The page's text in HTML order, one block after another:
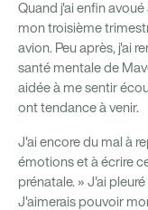
Quand j'ai enfin
mon troisième
avion. Peu après, j'ai
santé mentale de
aidée à me sentir
ont tendance à venir.
J'ai encore du mal à
émotions et à écrire
prénatale. » J'ai
J'aimerais pouvoir